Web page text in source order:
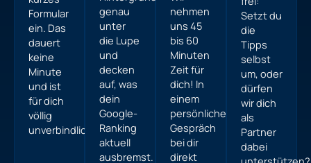
Formular
ein. Das
dauert
keine
Minute
und ist
für dich
völlig
unverbindlich.
genau
unter
die Lupe
und
decken
auf, was
dein
Google-
Ranking
aktuell
ausbremst.
nehmen
uns 45
bis 60
Minuten
Zeit für
dich! In
einem
persönlichen
Gespräch
bei dir
direkt
Setzt du
die
Tipps
selbst
um, oder
dürfen
wir dich
als
Partner
dabei